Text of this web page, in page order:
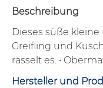
Beschreibung
Dieses süße
Greifling und
rasselt es. •
Hersteller und